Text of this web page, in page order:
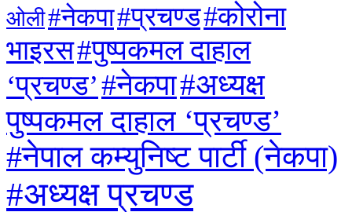
ओली#नेकपा#प्रचण्ड#कोरोना
भाइरस#पुष्पकमल दाहाल
‘प्रचण्ड’#नेकपा#अध्यक्ष
पुष्पकमल दाहाल ‘प्रचण्ड’
#नेपाल कम्युनिष्ट पार्टी (नेकपा)
#अध्यक्ष प्रचण्ड